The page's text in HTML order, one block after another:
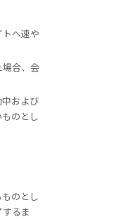
へ速や
合、会
および
のとし
のとし
るま